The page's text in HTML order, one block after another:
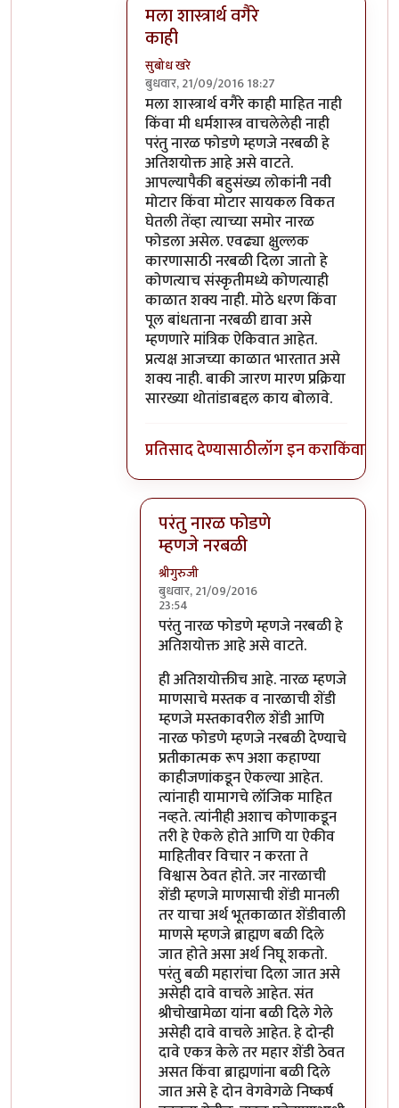
मला शास्त्रार्थ वगैरे
काही
सुबोध खरे
बुधवार, 21/09/2016 18:27
In reply toआत्मबंधवाल्यानी `कोहळा म्हणजे
मला शास्त्रार्थ वगैरे काही माहित नाही
किंवा मी धर्मशास्त्र वाचलेलेही नाही
परंतु नारळ फोडणे म्हणजे नरबळी हे
अतिशयोक्त आहे असे वाटते.
आपल्यापैकी बहुसंख्य लोकांनी नवी
मोटार किंवा मोटार सायकल विकत
घेतली तेंव्हा त्याच्या समोर नारळ
फोडला असेल. एवढ्या क्षुल्लक
कारणासाठी नरबळी दिला जातो हे
कोणत्याच संस्कृतीमध्ये कोणत्याही
काळात शक्य नाही. मोठे धरण किंवा
पूल बांधताना नरबळी द्यावा असे
म्हणणारे मांत्रिक ऐकिवात आहेत.
प्रत्यक्ष आजच्या काळात भारतात असे
शक्य नाही. बाकी जारण मारण प्रक्रिया
सारख्या थोतांडाबद्दल काय बोलावे.
प्रतिसाद देण्यासाठीलॉग इन कराकिंवा
परंतु नारळ फोडणे
म्हणजे नरबळी
श्रीगुरुजी
बुधवार, 21/09/2016
23:54
In reply toमला शास्त्रार्थ वगैरे काही
परंतु नारळ फोडणे म्हणजे नरबळी हे
अतिशयोक्त आहे असे वाटते.
ही अतिशयोक्तीच आहे. नारळ म्हणजे
माणसाचे मस्तक व नारळाची शेंडी
म्हणजे मस्तकावरील शेंडी आणि
नारळ फोडणे म्हणजे नरबळी देण्याचे
प्रतीकात्मक रूप अशा कहाण्या
काहीजणांकडून ऐकल्या आहेत.
त्यांनाही यामागचे लॉजिक माहित
नव्हते. त्यांनीही अशाच कोणाकडून
तरी हे ऐकले होते आणि या ऐकीव
माहितीवर विचार न करता ते
विश्वास ठेवत होते. जर नारळाची
शेंडी म्हणजे माणसाची शेंडी मानली
तर याचा अर्थ भूतकाळात शेंडीवाली
माणसे म्हणजे ब्राह्मण बळी दिले
जात होते असा अर्थ निघू शकतो.
परंतु बळी महारांचा दिला जात असे
असेही दावे वाचले आहेत. संत
श्रीचोखामेळा यांना बळी दिले गेले
असेही दावे वाचले आहेत. हे दोन्ही
दावे एकत्र केले तर महार शेंडी ठेवत
असत किंवा ब्राह्मणांना बळी दिले
जात असे हे दोन वेगवेगळे निष्कर्ष